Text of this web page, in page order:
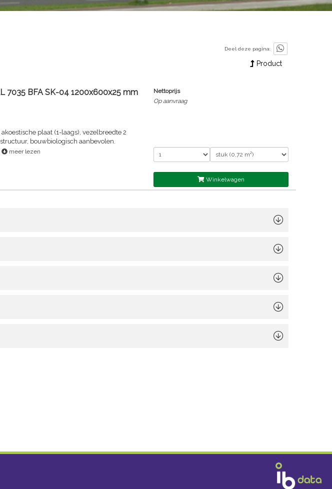
Deel deze pagina:
Product
7035 BFA SK-04 1200x600x25 mm
plaat (1-laags), vezelbreedte 2
bouwbiologisch aanbevolen.
meer lezen
Nettoprijs
Op aanvraag
Winkelwagen